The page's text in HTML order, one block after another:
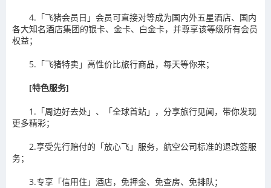
4.「飞猪会员日」会员可直接对等成为国内外五星酒店、国内
各大知名酒店集团的银卡、金卡、白金卡，并尊享该等级所有会员
权益；
5.「飞猪特卖」高性价比旅行商品，每天等你来；
[特色服务]
1.「周边好去处」、「全球首站」，分享旅行见闻，带你发现
更多精彩；
2.享受先行赔付的「放心飞」服务，航空公司标准的退改签服
务；
3.专享「信用住」酒店，免押金、免查房、免排队；